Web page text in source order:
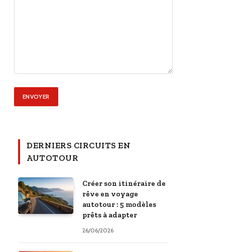
DERNIERS CIRCUITS EN
AUTOTOUR
Créer son itinéraire de
rêve en voyage
autotour : 5 modèles
prêts à adapter
26/06/2026